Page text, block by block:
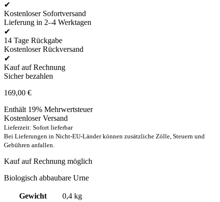
✔
Kostenloser Sofortversand
Lieferung in 2–4 Werktagen
✔
14 Tage Rückgabe
Kostenloser Rückversand
✔
Kauf auf Rechnung
Sicher bezahlen
169,00 €
Enthält 19% Mehrwertsteuer
Kostenloser Versand
Lieferzeit: Sofort lieferbar
Bei Lieferungen in Nicht-EU-Länder können zusätzliche Zölle, Steuern und
Gebühren anfallen.
Kauf auf Rechnung möglich
Biologisch abbaubare Urne
Gewicht
0,4 kg